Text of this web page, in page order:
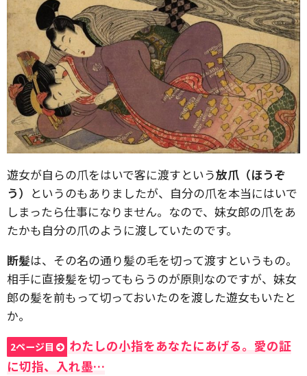
遊女が自らの爪をはいで客に渡すという放爪（ほうぞ
う） というのもありましたが、自分の爪を本当にはいで
しまったら仕事になりません。なので、妹女郎の爪をあ
たかも自分の爪のように渡していたのです。
断髪は、その名の通り髪の毛を切って渡すというもの。
相手に直接髪を切ってもらうのが原則なのですが、妹女
郎の髪を前もって切っておいたのを渡した遊女もいたと
か。
2ページ目
わたしの小指をあなたにあげる。愛の証
に切指、入れ墨…